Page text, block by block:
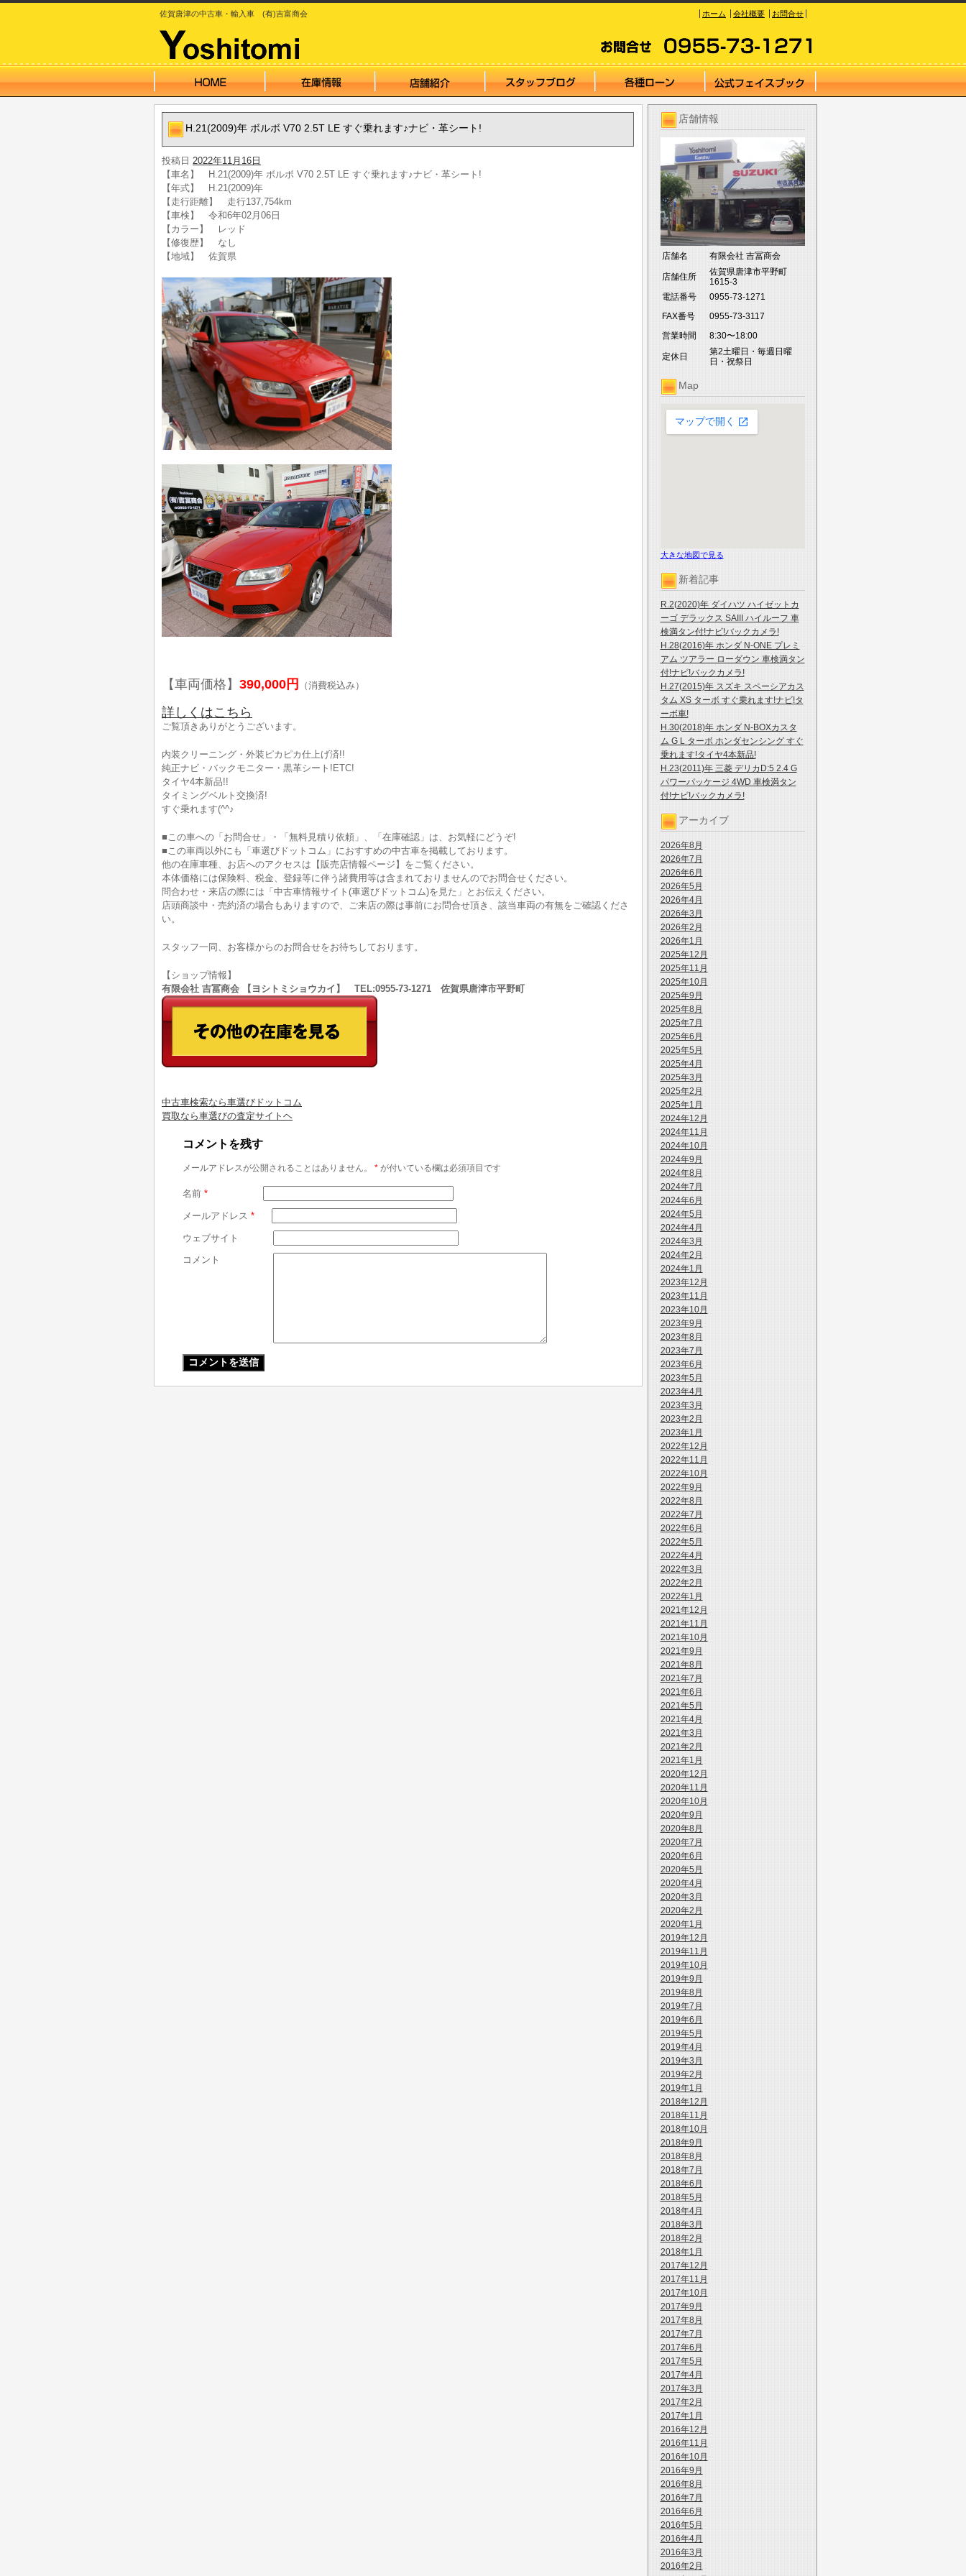
佐賀唐津の中古車・輸入車 (有)吉富商会 ホーム 会社概要 お問合せ
店舗情報
店舗名 有限会社 吉冨商会
店舗住所
佐賀県唐津市平野町
1615-3
電話番号
0955-73-1271
FAX番号
0955-73-3117
営業時間
8:30〜18:00
定休日
第2土曜日・毎週日曜
日・祝祭日
Map
大きな地図で見る
新着記事
R.2(2020)年 ダイハツ ハイゼットカ
ーゴ デラックス SAIII ハイルーフ 車
検満タン付!ナビ!バックカメラ!
H.28(2016)年 ホンダ N-ONE プレミ
アム ツアラー ローダウン 車検満タン
付!ナビ!バックカメラ!
H.27(2015)年 スズキ スペーシアカス
タム XS ターボ すぐ乗れます!ナビ!タ
ーボ車!
H.30(2018)年 ホンダ N-BOXカスタ
ム G L ターボ ホンダセンシング すぐ
乗れます!タイヤ4本新品!
H.23(2011)年 三菱 デリカD:5 2.4 G
パワーパッケージ 4WD 車検満タン
付!ナビ!バックカメラ!
アーカイブ
2026年8月
2026年7月
2026年6月
2026年5月
2026年4月
2026年3月
2026年2月
2026年1月
2025年12月
2025年11月
2025年10月
2025年9月
2025年8月
2025年7月
2025年6月
2025年5月
2025年4月
2025年3月
2025年2月
2025年1月
2024年12月
2024年11月
2024年10月
2024年9月
2024年8月
2024年7月
2024年6月
2024年5月
2024年4月
2024年3月
2024年2月
2024年1月
2023年12月
2023年11月
2023年10月
2023年9月
2023年8月
2023年7月
2023年6月
2023年5月
2023年4月
2023年3月
2023年2月
2023年1月
2022年12月
2022年11月
2022年10月
2022年9月
2022年8月
2022年7月
2022年6月
2022年5月
2022年4月
2022年3月
2022年2月
2022年1月
2021年12月
2021年11月
2021年10月
2021年9月
2021年8月
2021年7月
2021年6月
2021年5月
2021年4月
2021年3月
2021年2月
2021年1月
2020年12月
2020年11月
2020年10月
2020年9月
2020年8月
2020年7月
2020年6月
2020年5月
2020年4月
2020年3月
2020年2月
2020年1月
2019年12月
2019年11月
2019年10月
2019年9月
2019年8月
2019年7月
2019年6月
2019年5月
2019年4月
2019年3月
2019年2月
2019年1月
2018年12月
2018年11月
2018年10月
2018年9月
2018年8月
2018年7月
2018年6月
2018年5月
2018年4月
2018年3月
2018年2月
2018年1月
2017年12月
2017年11月
2017年10月
2017年9月
2017年8月
2017年7月
2017年6月
2017年5月
2017年4月
2017年3月
2017年2月
2017年1月
2016年12月
2016年11月
2016年10月
2016年9月
2016年8月
2016年7月
2016年6月
2016年5月
2016年4月
2016年3月
2016年2月
H.21(2009)年 ボルボ V70 2.5T LE すぐ乗れます♪ナビ・革シート!
投稿日 2022年11月16日
【車名】 H.21(2009)年 ボルボ V70 2.5T LE すぐ乗れます♪ナビ・革シート!
【年式】 H.21(2009)年
【走行距離】 走行137,754km
【車検】 令和6年02月06日
【カラー】 レッド
【修復歴】 なし
【地域】 佐賀県
【車両価格】 390,000円 （消費税込み）
詳しくはこちら
ご覧頂きありがとうございます。
内装クリーニング・外装ピカピカ仕上げ済!!
純正ナビ・バックモニター・黒革シート!ETC!
タイヤ4本新品!!
タイミングベルト交換済!
すぐ乗れます(^^♪
■この車への「お問合せ」・「無料見積り依頼」、「在庫確認」は、お気軽にどうぞ!
■この車両以外にも「車選びドットコム」におすすめの中古車を掲載しております。
他の在庫車種、お店へのアクセスは【販売店情報ページ】をご覧ください。
本体価格には保険料、税金、登録等に伴う諸費用等は含まれておりませんのでお問合せください。
問合わせ・来店の際には「中古車情報サイト(車選びドットコム)を見た」とお伝えください。
店頭商談中・売約済の場合もありますので、ご来店の際は事前にお問合せ頂き、該当車両の有無をご確認くださ
い。
スタッフ一同、お客様からのお問合せをお待ちしております。
【ショップ情報】
有限会社 吉冨商会 【ヨシトミショウカイ】 TEL:0955-73-1271 佐賀県唐津市平野町
中古車検索なら車選びドットコム
買取なら車選びの査定サイトヘ
コメントを残す
メールアドレスが公開されることはありません。 * が付いている欄は必須項目です
名前 *
メールアドレス *
ウェブサイト
コメント